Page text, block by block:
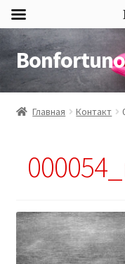
Перейти
к
навигации
Перейти
к
содержимому
Bonfortuno
Главная Контакт